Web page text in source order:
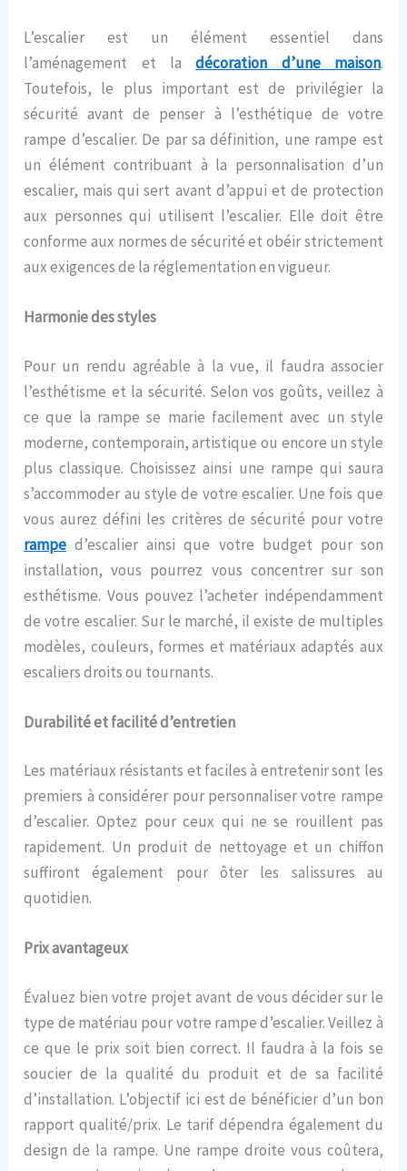
L’escalier est un élément essentiel dans
l’aménagement et ladécoration d’une maison.
Toutefois, le plus important est de privilégier la
sécurité avant de penser à l’esthétique de votre
rampe d’escalier. De par sa définition, une rampe est
un élément contribuant à la personnalisation d’un
escalier, mais qui sert avant d’appui et de protection
aux personnes qui utilisent l’escalier. Elle doit être
conforme aux normes de sécurité et obéir strictement
aux exigences de la réglementation en vigueur.
Harmonie des styles
Pour un rendu agréable à la vue, il faudra associer
l’esthétisme et la sécurité. Selon vos goûts, veillez à
ce que la rampe se marie facilement avec un style
moderne, contemporain, artistique ou encore un style
plus classique. Choisissez ainsi une rampe qui saura
s’accommoder au style de votre escalier. Une fois que
vous aurez défini les critères de sécurité pour votre
rampe d’escalier ainsi que votre budget pour son
installation, vous pourrez vous concentrer sur son
esthétisme. Vous pouvez l’acheter indépendamment
de votre escalier. Sur le marché, il existe de multiples
modèles, couleurs, formes et matériaux adaptés aux
escaliers droits ou tournants.
Durabilité et facilité d’entretien
Les matériaux résistants et faciles à entretenir sont les
premiers à considérer pour personnaliser votre rampe
d’escalier. Optez pour ceux qui ne se rouillent pas
rapidement. Un produit de nettoyage et un chiffon
suffiront également pour ôter les salissures au
quotidien.
Prix avantageux
Évaluez bien votre projet avant de vous décider sur le
type de matériau pour votre rampe d’escalier. Veillez à
ce que le prix soit bien correct. Il faudra à la fois se
soucier de la qualité du produit et de sa facilité
d’installation. L’objectif ici est de bénéficier d’un bon
rapport qualité/prix. Le tarif dépendra également du
design de la rampe. Une rampe droite vous coûtera,